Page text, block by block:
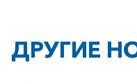
+7-800-700-24-
Частным
ДРУГИЕ